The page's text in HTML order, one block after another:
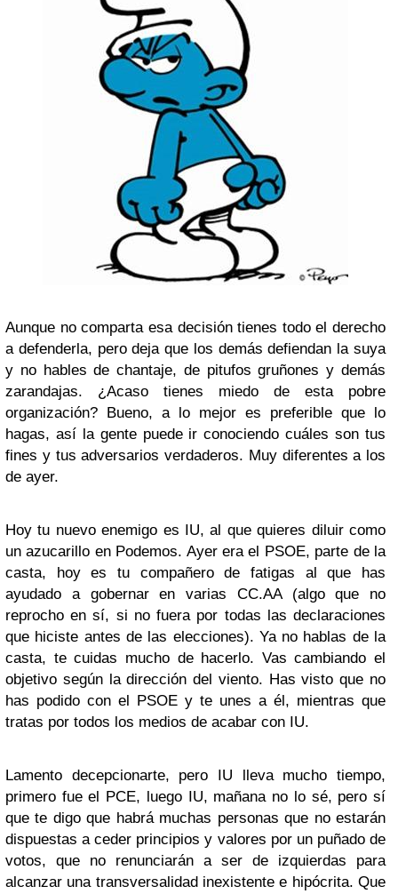
Aunque no comparta esa decisión tienes todo el derecho
a defenderla, pero deja que los demás defiendan la suya
y no hables de chantaje, de pitufos gruñones y demás
zarandajas. ¿Acaso tienes miedo de esta pobre
organización? Bueno, a lo mejor es preferible que lo
hagas, así la gente puede ir conociendo cuáles son tus
fines y tus adversarios verdaderos. Muy diferentes a los
de ayer.
Hoy tu nuevo enemigo es IU, al que quieres diluir como
un azucarillo en Podemos. Ayer era el PSOE, parte de la
casta, hoy es tu compañero de fatigas al que has
ayudado a gobernar en varias CC.AA (algo que no
reprocho en sí, si no fuera por todas las declaraciones
que hiciste antes de las elecciones). Ya no hablas de la
casta, te cuidas mucho de hacerlo. Vas cambiando el
objetivo según la dirección del viento. Has visto que no
has podido con el PSOE y te unes a él, mientras que
tratas por todos los medios de acabar con IU.
Lamento decepcionarte, pero IU lleva mucho tiempo,
primero fue el PCE, luego IU, mañana no lo sé, pero sí
que te digo que habrá muchas personas que no estarán
dispuestas a ceder principios y valores por un puñado de
votos, que no renunciarán a ser de izquierdas para
alcanzar una transversalidad inexistente e hipócrita. Que